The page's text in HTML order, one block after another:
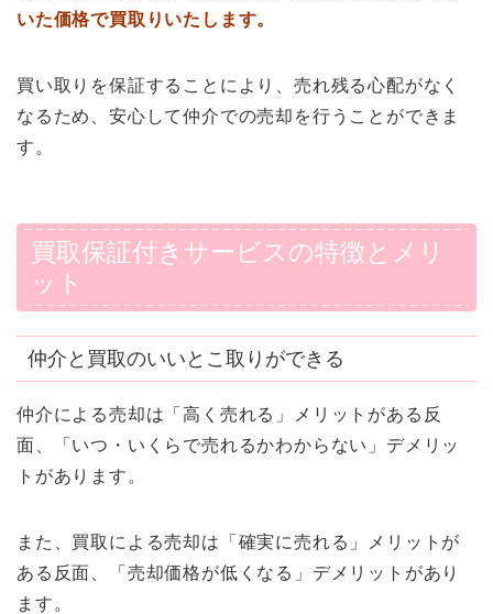
いた価格で買取りいたします。
買い取りを保証することにより、売れ残る心配がなく
なるため、安心して仲介での売却を行うことができま
す。
買取保証付きサービスの特徴とメリ
ット
仲介と買取のいいとこ取りができる
仲介による売却は「高く売れる」メリットがある反
面、「いつ・いくらで売れるかわからない」デメリッ
トがあります。
また、買取による売却は「確実に売れる」メリットが
ある反面、「売却価格が低くなる」デメリットがあり
ます。